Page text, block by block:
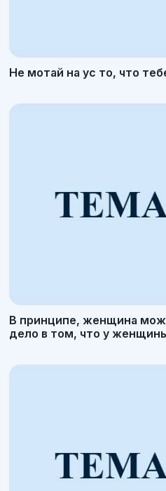
Не мотай на ус то, что
В принципе, женщина
дело в том, что у